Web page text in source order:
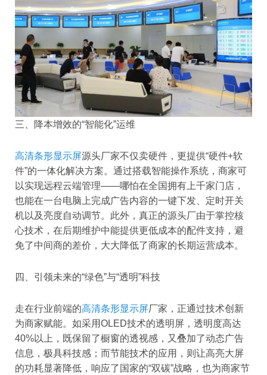
三、降本增效的“智能化”运维
高清条形显示屏源头厂家不仅卖硬件，更提供“硬件+软
件”的一体化解决方案。通过搭载智能操作系统，商家可
以实现远程云端管理——哪怕在全国拥有上千家门店，
也能在一台电脑上完成广告内容的一键下发、定时开关
机以及亮度自动调节。此外，真正的源头厂由于掌控核
心技术，在后期维护中能提供更低成本的配件支持，避
免了中间商的差价，大大降低了商家的长期运营成本。
四、引领未来的“绿色”与“透明”科技
走在行业前端的高清条形显示屏厂家，正通过技术创新
为商家赋能。如采用OLED技术的透明屏，透明度高达
40%以上，既保留了橱窗的透视感，又叠加了动态广告
信息，极具科技感；而节能技术的应用，则让高亮大屏
的功耗显著降低，响应了国家的“双碳”战略，也为商家节